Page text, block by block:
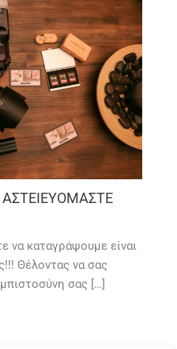
ΑΣΤΕΙΕΥΟΜΑΣΤΕ
να καταγράψουμε είναι
Θέλοντας να σας
σας […]